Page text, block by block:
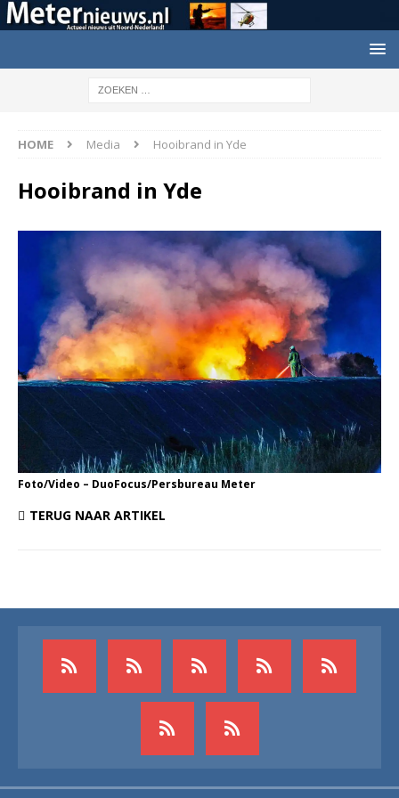
HOME Media Hooibrand in Yde
Hooibrand in Yde
Foto/Video – DuoFocus/Persbureau Meter
TERUG NAAR ARTIKEL